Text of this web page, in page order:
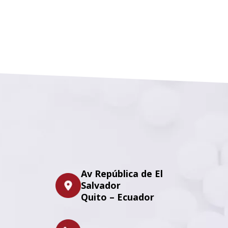
Av República de El
Salvador
Quito – Ecuador